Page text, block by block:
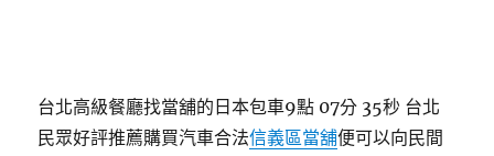
台北高級餐廳找當舖的日本包車9點 07分 35秒 台北
民眾好評推薦購買汽車合法信義區當舖便可以向民間